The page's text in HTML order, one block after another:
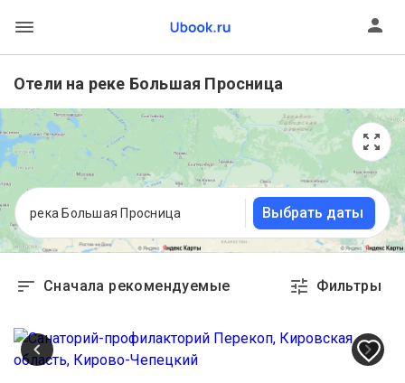
Отели на реке Большая Просница
река Большая Просница Выбрать даты
Сначала рекомендуемые Фильтры